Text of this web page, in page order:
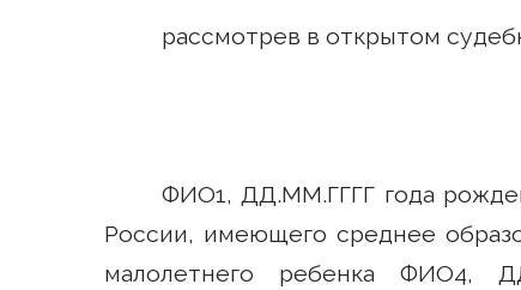
рассмотрев в открытом
ФИО1, ДД.ММ.ГГГГ года
России, имеющего среднее
малолетнего ребенка ФИО4,